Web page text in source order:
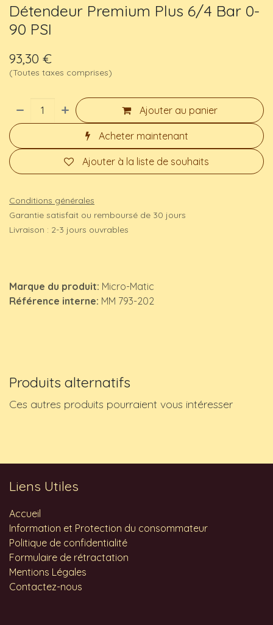
Détendeur Premium Plus 6/4 Bar 0-
90 PSI
93,30 €
(Toutes taxes comprises)
Ajouter au panier
Acheter maintenant
Ajouter à la liste de souhaits
Conditions générales
Garantie satisfait ou remboursé de 30 jours
Livraison : 2-3 jours ouvrables
Marque du produit: Micro-Matic
Référence interne: MM 793-202
Produits alternatifs
Ces autres produits pourraient vous intéresser
Liens Utiles
Accueil
Information et Protection du consommateur
Politique de confidentialité
Formulaire de rétractation
Mentions Légales
Contactez-nous